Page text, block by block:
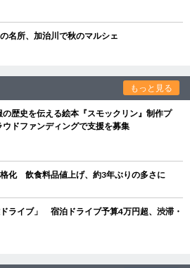
名所、加治川で秋のマルシェ
もっと見る
の歴史を伝える絵本『スモックリン』制作プ
ドファンディングで支援を募集
格化 飲食料品値上げ、約3年ぶりの多さに
ライブ」 宿泊ドライブ予算4万円超、渋滞・